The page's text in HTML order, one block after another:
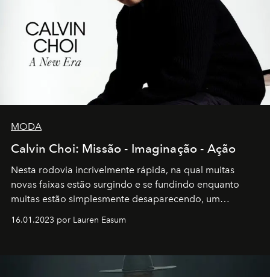
MODA
Calvin Choi: Missão - Imaginação - Ação
Nesta rodovia incrivelmente rápida, na qual muitas
novas faixas estão surgindo e se fundindo enquanto
muitas estão simplesmente desaparecendo, um
transportador AMTD abrindo caminho para muitos
por propósitos, com um claro senso de missão na vida e
16.01.2023 por Lauren Easum